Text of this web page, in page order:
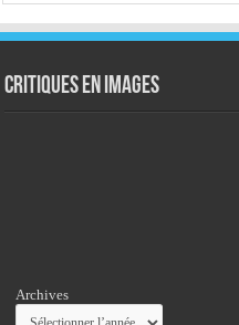
Critiques en images
Archives